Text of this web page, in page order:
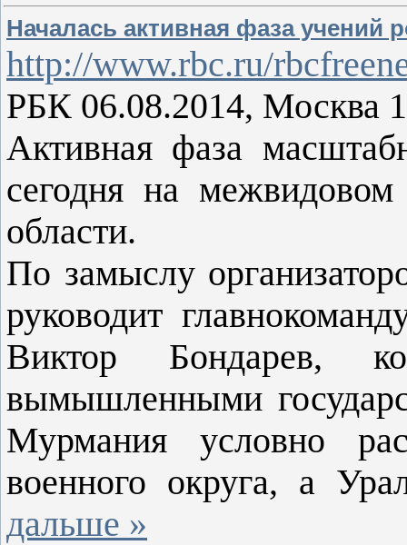
Началась активная фаза учений
http://www.rbc.ru/
РБК 06.08.2014, Москва
Активная фаза
сегодня на
области.
По замыслу
руководит
Виктор Бондарев,
вымышленными
Мурмания условно
военного округа, а
дальше »